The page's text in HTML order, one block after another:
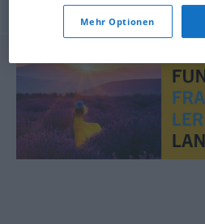
© OpenThesaurus.de
Mehr Optionen